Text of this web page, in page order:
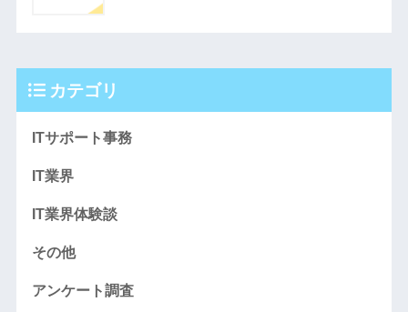
カテゴリ
ITサポート事務
IT業界
IT業界体験談
その他
アンケート調査